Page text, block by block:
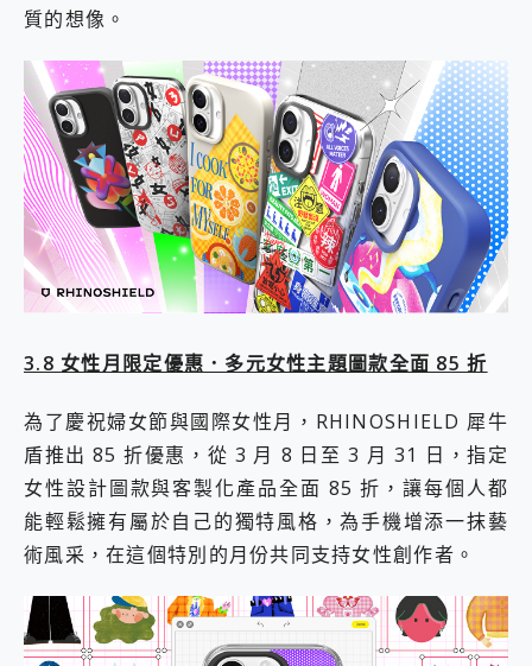
質的想像。
3.8 女性月限定優惠．多元女性主題圖款全面 85 折
為了慶祝婦女節與國際女性月，RHINOSHIELD 犀牛
盾推出 85 折優惠，從 3 月 8 日至 3 月 31 日，指定
女性設計圖款與客製化產品全面 85 折，讓每個人都
能輕鬆擁有屬於自己的獨特風格，為手機增添一抹藝
術風采，在這個特別的月份共同支持女性創作者。